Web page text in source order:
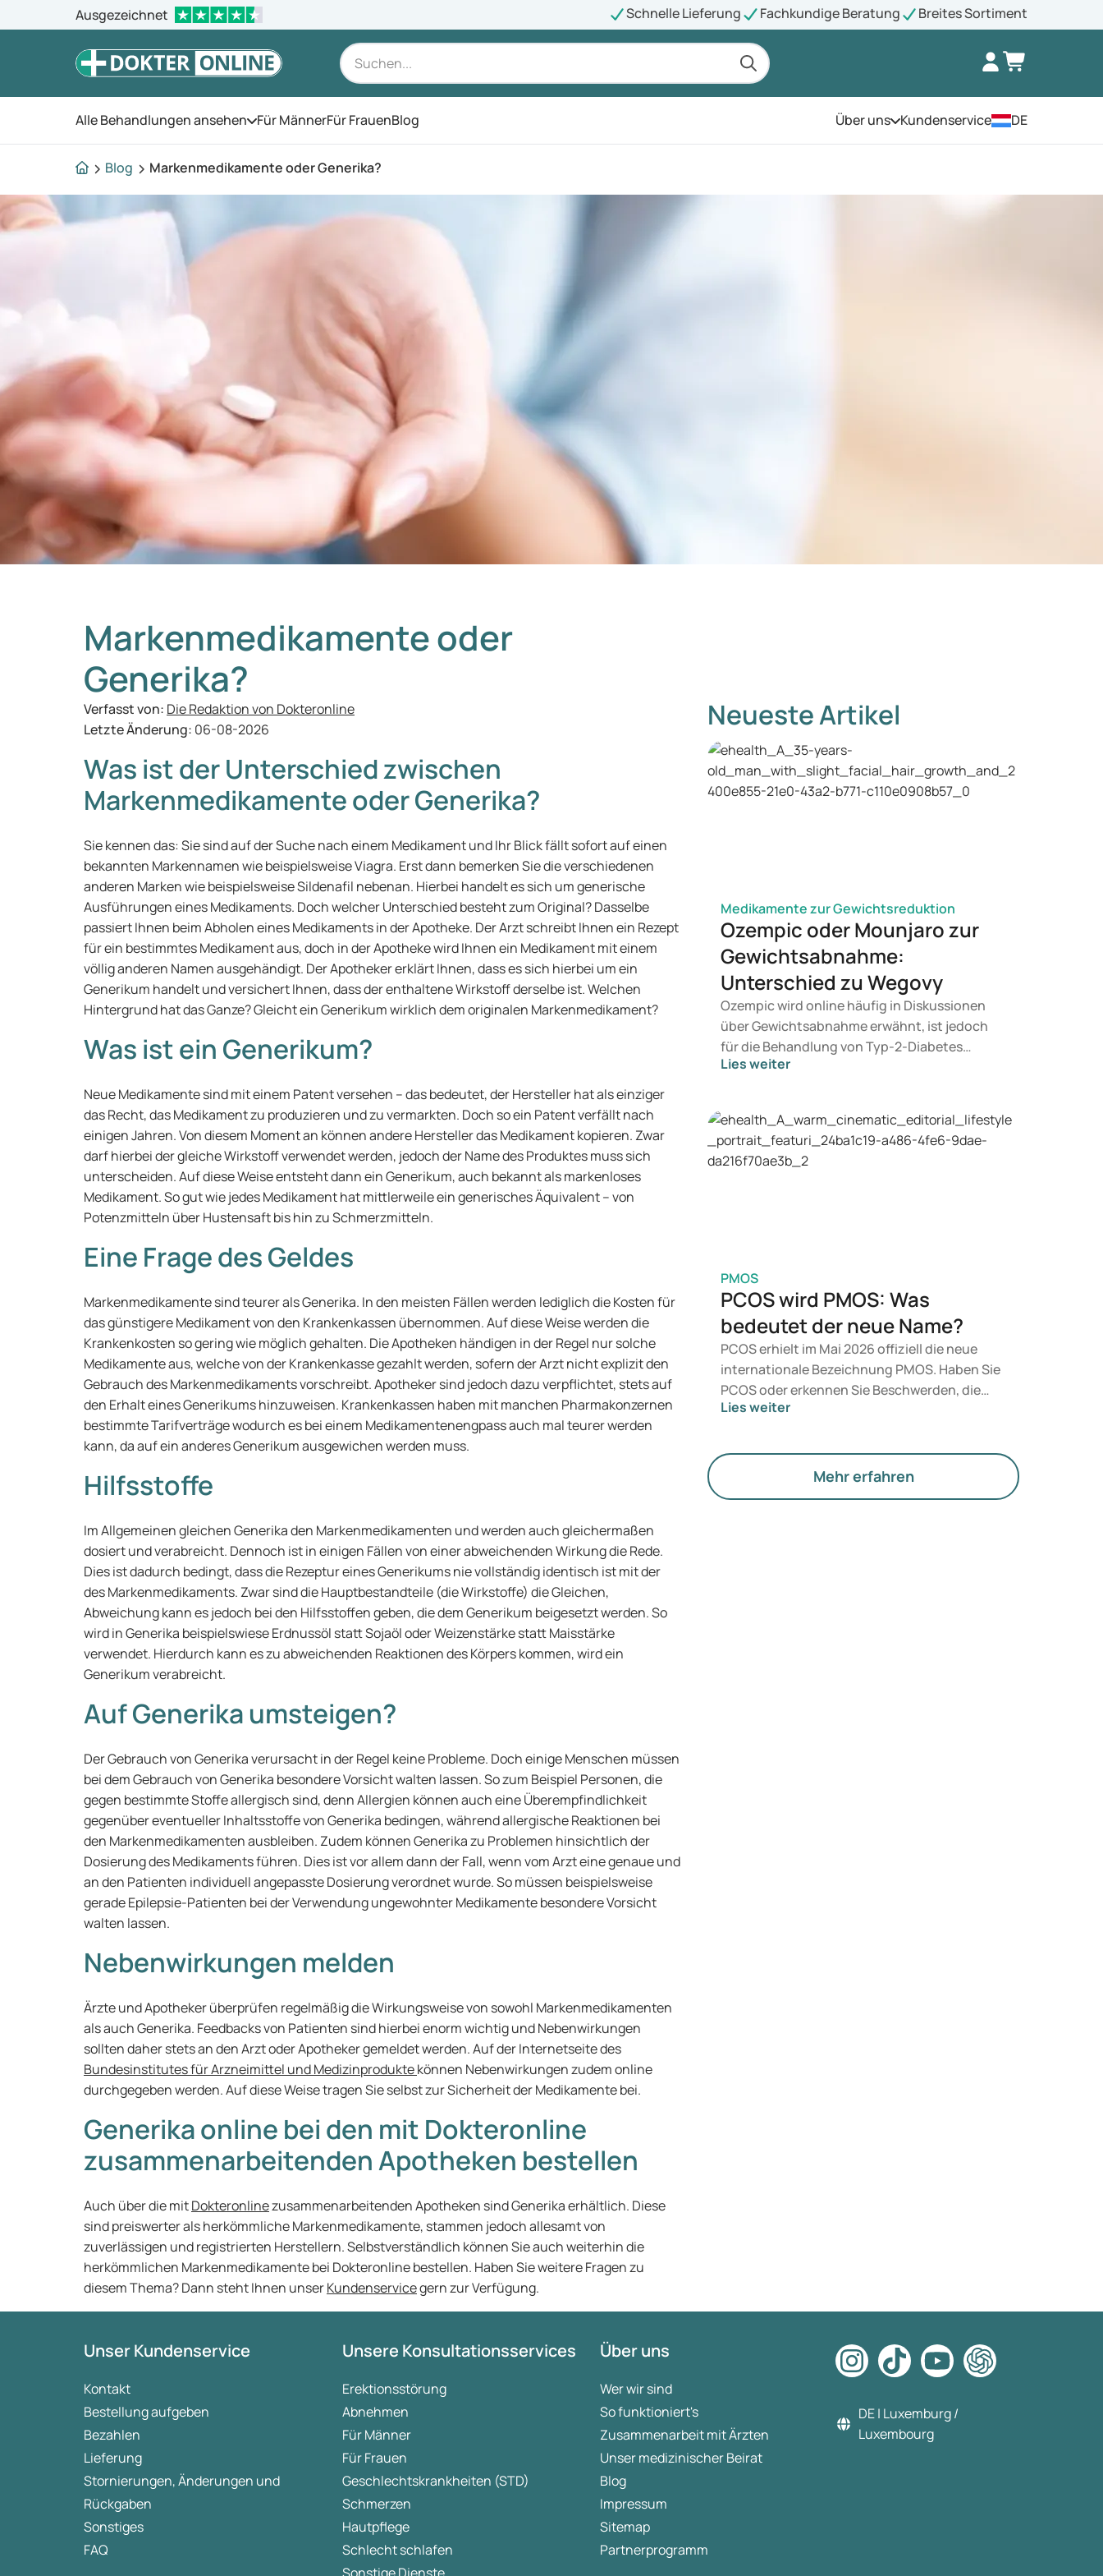
Ausgezeichnet Schnelle Lieferung Fachkundige Beratung Breites Sortiment
Alle Behandlungen ansehen Öffnen Sie das Menü
Für MännerFür FrauenBlog Über unsÖffnen Sie das Menü
Kundenservice DE
Blog Markenmedikamente oder Generika?
Markenmedikamente oder
Generika?
Verfasst von: Die Redaktion von Dokteronline
Letzte Änderung: 06-08-2026
Was ist der Unterschied zwischen
Markenmedikamente oder Generika?
Sie kennen das: Sie sind auf der Suche nach einem Medikament und Ihr Blick fällt sofort auf einen
bekannten Markennamen wie beispielsweise Viagra. Erst dann bemerken Sie die verschiedenen
anderen Marken wie beispielsweise Sildenafil nebenan. Hierbei handelt es sich um generische
Ausführungen eines Medikaments. Doch welcher Unterschied besteht zum Original? Dasselbe
passiert Ihnen beim Abholen eines Medikaments in der Apotheke. Der Arzt schreibt Ihnen ein Rezept
für ein bestimmtes Medikament aus, doch in der Apotheke wird Ihnen ein Medikament mit einem
völlig anderen Namen ausgehändigt. Der Apotheker erklärt Ihnen, dass es sich hierbei um ein
Generikum handelt und versichert Ihnen, dass der enthaltene Wirkstoff derselbe ist. Welchen
Hintergrund hat das Ganze? Gleicht ein Generikum wirklich dem originalen Markenmedikament?
Was ist ein Generikum?
Neue Medikamente sind mit einem Patent versehen – das bedeutet, der Hersteller hat als einziger
das Recht, das Medikament zu produzieren und zu vermarkten. Doch so ein Patent verfällt nach
einigen Jahren. Von diesem Moment an können andere Hersteller das Medikament kopieren. Zwar
darf hierbei der gleiche Wirkstoff verwendet werden, jedoch der Name des Produktes muss sich
unterscheiden. Auf diese Weise entsteht dann ein Generikum, auch bekannt als markenloses
Medikament. So gut wie jedes Medikament hat mittlerweile ein generisches Äquivalent – von
Potenzmitteln über Hustensaft bis hin zu Schmerzmitteln.
Eine Frage des Geldes
Markenmedikamente sind teurer als Generika. In den meisten Fällen werden lediglich die Kosten für
das günstigere Medikament von den Krankenkassen übernommen. Auf diese Weise werden die
Krankenkosten so gering wie möglich gehalten. Die Apotheken händigen in der Regel nur solche
Medikamente aus, welche von der Krankenkasse gezahlt werden, sofern der Arzt nicht explizit den
Gebrauch des Markenmedikaments vorschreibt. Apotheker sind jedoch dazu verpflichtet, stets auf
den Erhalt eines Generikums hinzuweisen. Krankenkassen haben mit manchen Pharmakonzernen
bestimmte Tarifverträge wodurch es bei einem Medikamentenengpass auch mal teurer werden
kann, da auf ein anderes Generikum ausgewichen werden muss.
Hilfsstoffe
Im Allgemeinen gleichen Generika den Markenmedikamenten und werden auch gleichermaßen
dosiert und verabreicht. Dennoch ist in einigen Fällen von einer abweichenden Wirkung die Rede.
Dies ist dadurch bedingt, dass die Rezeptur eines Generikums nie vollständig identisch ist mit der
des Markenmedikaments. Zwar sind die Hauptbestandteile (die Wirkstoffe) die Gleichen,
Abweichung kann es jedoch bei den Hilfsstoffen geben, die dem Generikum beigesetzt werden. So
wird in Generika beispielswiese Erdnussöl statt Sojaöl oder Weizenstärke statt Maisstärke
verwendet. Hierdurch kann es zu abweichenden Reaktionen des Körpers kommen, wird ein
Generikum verabreicht.
Auf Generika umsteigen?
Der Gebrauch von Generika verursacht in der Regel keine Probleme. Doch einige Menschen müssen
bei dem Gebrauch von Generika besondere Vorsicht walten lassen. So zum Beispiel Personen, die
gegen bestimmte Stoffe allergisch sind, denn Allergien können auch eine Überempfindlichkeit
gegenüber eventueller Inhaltsstoffe von Generika bedingen, während allergische Reaktionen bei
den Markenmedikamenten ausbleiben. Zudem können Generika zu Problemen hinsichtlich der
Dosierung des Medikaments führen. Dies ist vor allem dann der Fall, wenn vom Arzt eine genaue und
an den Patienten individuell angepasste Dosierung verordnet wurde. So müssen beispielsweise
gerade Epilepsie-Patienten bei der Verwendung ungewohnter Medikamente besondere Vorsicht
walten lassen.
Nebenwirkungen melden
Ärzte und Apotheker überprüfen regelmäßig die Wirkungsweise von sowohl Markenmedikamenten
als auch Generika. Feedbacks von Patienten sind hierbei enorm wichtig und Nebenwirkungen
sollten daher stets an den Arzt oder Apotheker gemeldet werden. Auf der Internetseite des
Bundesinstitutes für Arzneimittel und Medizinproduktekönnen Nebenwirkungen zudem online
durchgegeben werden. Auf diese Weise tragen Sie selbst zur Sicherheit der Medikamente bei.
Generika online bei den mit Dokteronline
zusammenarbeitenden Apotheken bestellen
Auch über die mitDokteronlinezusammenarbeitenden Apotheken sind Generika erhältlich. Diese
sind preiswerter als herkömmliche Markenmedikamente, stammen jedoch allesamt von
zuverlässigen und registrierten Herstellern. Selbstverständlich können Sie auch weiterhin die
herkömmlichen Markenmedikamente bei Dokteronline bestellen. Haben Sie weitere Fragen zu
diesem Thema? Dann steht Ihnen unserKundenservicegern zur Verfügung.
Neueste Artikel
Medikamente zur Gewichtsreduktion
Ozempic oder Mounjaro zur
Gewichtsabnahme:
Unterschied zu Wegovy
Ozempic wird online häufig in Diskussionen
über Gewichtsabnahme erwähnt, ist jedoch
für die Behandlung von Typ-2-Diabetes
vorgesehen. Wenn Sie eine Therapie zur
Betracht. Welche Behandlung für Sie geeignet
ist, entscheidet ein Arzt auf Grundlage Ihrer
Gesundheit, Ihres BMI und Ihres
Lies weiter
PMOS
PCOS wird PMOS: Was
bedeutet der neue Name?
PCOS erhielt im Mai 2026 offiziell die neue
internationale Bezeichnung PMOS. Haben Sie
PCOS oder erkennen Sie Beschwerden, die
darauf hindeuten könnten? Medizinisch
legt jedoch mehr Gewicht auf Hormone, den
Stoffwechsel und die Funktion der Eierstöcke.
Lies weiter
Mehr erfahren
Unser Kundenservice
Kontakt
Bestellung aufgeben
Bezahlen
Lieferung
Stornierungen, Änderungen und
Rückgaben
Sonstiges
FAQ
Unsere Konsultationsservices
Erektionsstörung
Abnehmen
Für Männer
Für Frauen
Geschlechtskrankheiten (STD)
Schmerzen
Hautpflege
Schlecht schlafen
Über uns
Wer wir sind
So funktioniert's
Zusammenarbeit mit Ärzten
Unser medizinischer Beirat
Blog
Impressum
Sitemap
Partnerprogramm
DE | Luxemburg /
Luxembourg